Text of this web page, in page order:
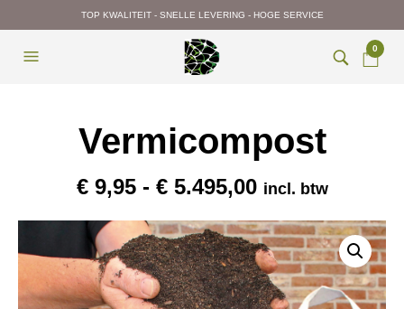
TOP KWALITEIT - SNELLE LEVERING - HOGE SERVICE
0
Vermicompost
€9,95 - €5.495,00Prijsklasse:
tot
€ 5.495,00
incl. btw